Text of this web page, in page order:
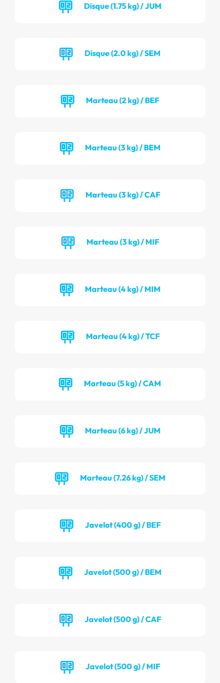
Disque (1.75 kg) / JUM
Disque (2.0 kg) / SEM
Marteau (2 kg) / BEF
Marteau (3 kg) / BEM
Marteau (3 kg) / CAF
Marteau (3 kg) / MIF
Marteau (4 kg) / MIM
Marteau (4 kg) / TCF
Marteau (5 kg) / CAM
Marteau (6 kg) / JUM
Marteau (7.26 kg) / SEM
Javelot (400 g) / BEF
Javelot (500 g) / BEM
Javelot (500 g) / CAF
Javelot (500 g) / MIF